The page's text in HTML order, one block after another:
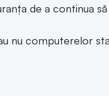
de a continua să
nu computerelor